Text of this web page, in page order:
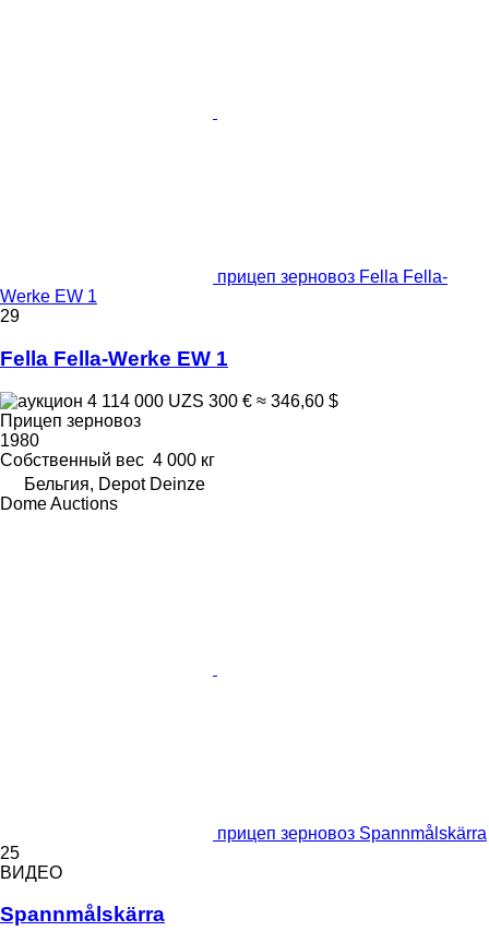
прицеп зерновоз Fella Fella-
Werke EW 1
29
Fella Fella-Werke EW 1
4 114 000 UZS 300 € ≈ 346,60 $
Прицеп зерновоз
1980
Собственный вес 4 000 кг
Бельгия, Depot Deinze
Dome Auctions
прицеп зерновоз Spannmålskärra
25
ВИДЕО
Spannmålskärra